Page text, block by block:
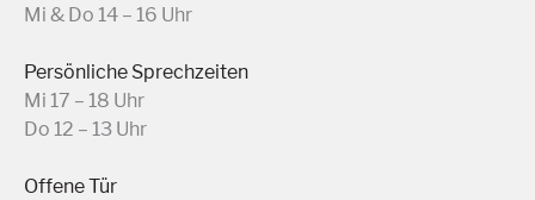
Mi & Do 14 – 16 Uhr
Persönliche Sprechzeiten
Mi 17 – 18 Uhr
Do 12 – 13 Uhr
Offene Tür